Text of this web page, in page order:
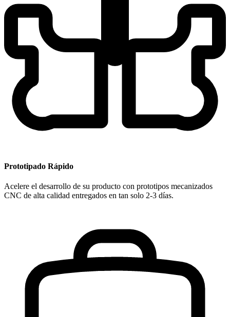
Prototipado Rápido
Acelere el desarrollo de su producto con prototipos mecanizados
CNC de alta calidad entregados en tan solo 2-3 días.